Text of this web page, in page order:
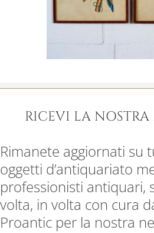
RICEVI LA NOSTRA
Rimanete aggiornati su
oggetti d’antiquariato
professionisti antiquari,
volta, in volta con cura
Proantic per la nostra